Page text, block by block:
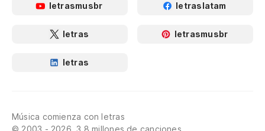
letrasmusbr letraslatam
letras letrasmusbr
letras
Música comienza con letras